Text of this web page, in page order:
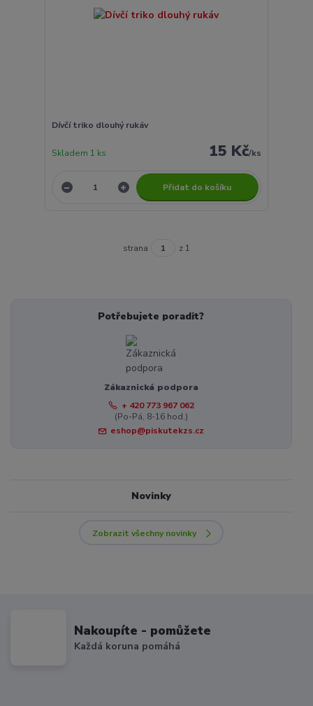
Dívčí triko dlouhý rukáv
15 Kč/ks
Skladem 1 ks
Přidat do košíku
strana z 1
Potřebujete poradit?
Zákaznická podpora
+ 420 773 967 062
(Po-Pá, 8-16 hod.)
eshop@piskutekzs.cz
Novinky
Zobrazit všechny novinky
Nakoupíte - pomůžete
Každá koruna pomáhá